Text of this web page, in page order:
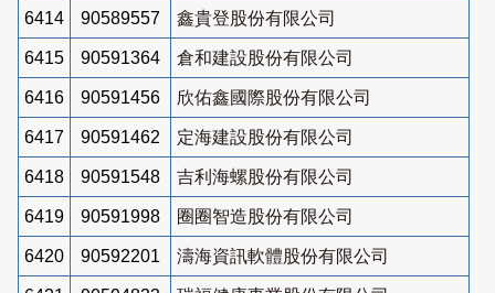
6414 90589557 鑫貴登股份有限公司
6415 90591364 倉和建設股份有限公司
6416 90591456 欣佑鑫國際股份有限公司
6417 90591462 定海建設股份有限公司
6418 90591548 吉利海螺股份有限公司
6419 90591998 圈圈智造股份有限公司
6420 90592201 濤海資訊軟體股份有限公司